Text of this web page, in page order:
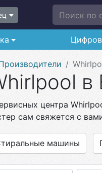
Поиск по
в
центра
сам свяжется с
машины